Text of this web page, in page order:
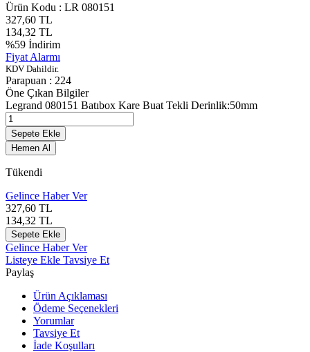
Ürün Kodu : LR 080151
327,60 TL
134,32 TL
%59 İndirim
Fiyat Alarmı
KDV Dahildir.
Parapuan : 224
Öne Çıkan Bilgiler
Legrand 080151 Batıbox Kare Buat Tekli Derinlik:50mm
Sepete Ekle
Hemen Al
Tükendi
Gelince Haber Ver
327,60 TL
134,32 TL
Sepete Ekle
Gelince Haber Ver
Listeye Ekle Tavsiye Et
Paylaş
Ürün Açıklaması
Ödeme Seçenekleri
Yorumlar
Tavsiye Et
İade Koşulları